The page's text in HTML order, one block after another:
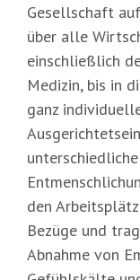
Gesellschaft
über alle
einschließlich
Medizin, bis in
ganz
den
Bezüge und
Abnahme von